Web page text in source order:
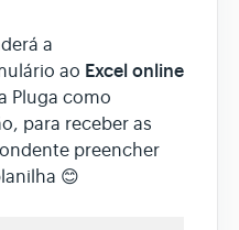
a
ao Excel online
Pluga como
para receber as
preencher
😊